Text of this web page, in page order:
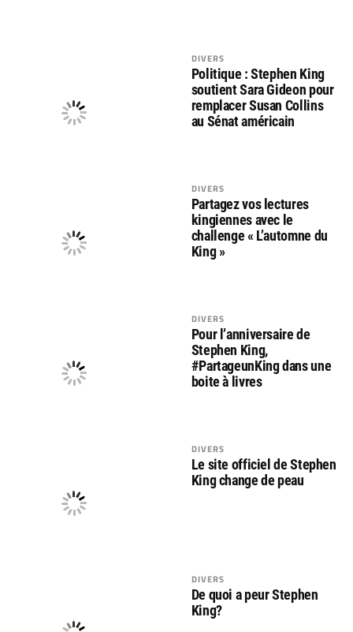
DIVERS
Politique : Stephen King
soutient Sara Gideon pour
remplacer Susan Collins
au Sénat américain
DIVERS
Partagez vos lectures
kingiennes avec le
challenge « L’automne du
King »
DIVERS
Pour l’anniversaire de
Stephen King,
#PartageunKing dans une
boite à livres
DIVERS
Le site officiel de Stephen
King change de peau
DIVERS
De quoi a peur Stephen
King?